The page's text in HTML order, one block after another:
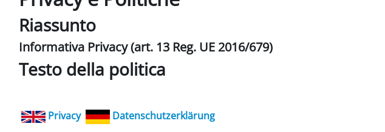
Riassunto
Informativa Privacy (art. 13 Reg. UE 2016/679)
Testo della politica
Privacy Datenschutzerklärung